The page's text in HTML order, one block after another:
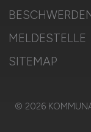
MELDESTELLE
SITEMAP
© 2026